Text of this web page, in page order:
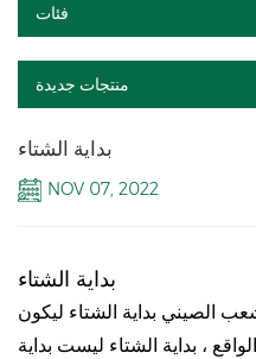
فئات
منتجات جديدة
بداية الشتاء
NOV 07, 2022
بداية الشتاء
الصيني بداية الشتاء ليكون
، بداية الشتاء ليست بداية